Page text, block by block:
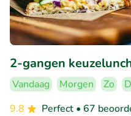
2-gangen
Vandaag Morgen Zo
9.8
Perfect • 67